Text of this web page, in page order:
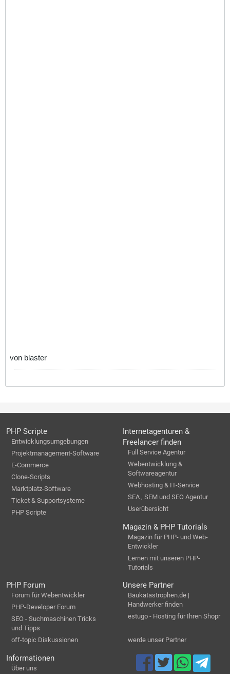
von blaster
PHP Scripte
Entwicklungsumgebungen
Projektmanagement-Software
E-Commerce
Clone-Scripts
Marktplatz-Software
Ticket & Supportsysteme
PHP Scripte
Internetagenturen &
Freelancer finden
Full Service Agentur
Webentwicklung &
Softwareagentur
Webhosting & IT-Service
SEA , SEM und SEO Agentur
Userübersicht
Magazin & PHP Tutorials
Magazin für PHP- und Web-
Entwickler
Lernen mit unseren PHP-
Tutorials
PHP Forum
Forum für Webentwickler
PHP-Developer Forum
SEO - Suchmaschinen Tricks
und Tipps
off-topic Diskussionen
Unsere Partner
Baukatastrophen.de |
Handwerker finden
estugo - Hosting für Ihren Shopr
werde unser Partner
Informationen
Über uns